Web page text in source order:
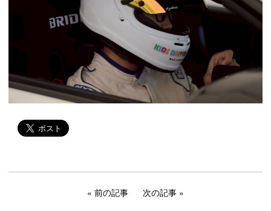
前の記事 次の記事